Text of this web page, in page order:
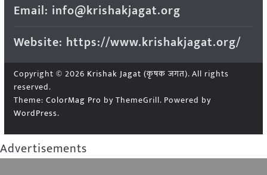
Email: info@krishakjagat.org
Website: https://www.krishakjagat.org/
Copyright © 2026 Krishak Jagat (कृषक जगत). All rights
reserved.
Theme: ColorMag Pro by ThemeGrill. Powered by
WordPress.
Advertisements